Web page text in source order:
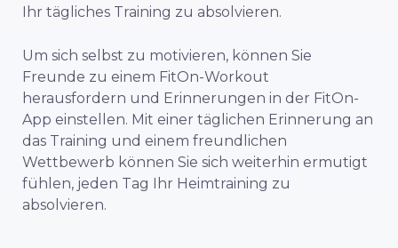
Ihr tägliches Training zu absolvieren.
Um sich selbst zu motivieren, können Sie
Freunde zu einem FitOn-Workout
herausfordern und Erinnerungen in der FitOn-
App einstellen. Mit einer täglichen Erinnerung an
das Training und einem freundlichen
Wettbewerb können Sie sich weiterhin ermutigt
fühlen, jeden Tag Ihr Heimtraining zu
absolvieren.